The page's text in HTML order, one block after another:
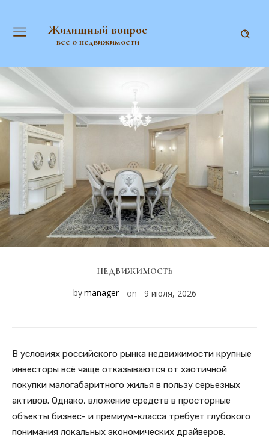
Жилищный вопрос
все о недвижимости
НЕДВИЖИМОСТЬ
bymanager on 9 июля, 2026
В условиях российского рынка недвижимости крупные
инвесторы всё чаще отказываются от хаотичной
покупки малогабаритного жилья в пользу серьезных
активов. Однако, вложение средств в просторные
объекты бизнес- и премиум-класса требует глубокого
понимания локальных экономических драйверов.